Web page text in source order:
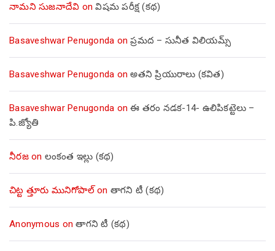
నామని సుజనాదేవి onవిషమ పరీక్ష (క‌థ‌)
Basaveshwar Penugonda onప్రమద – సునీత విలియమ్స్
Basaveshwar Penugonda onఅతని ప్రియురాలు (కవిత)
Basaveshwar Penugonda onఈ తరం నడక-14- ఉలిపికట్టెలు –
పి.జ్యోతి
నీరజon లంకంత ఇల్లు (కథ)
చిట్ట త్తూరు మునిగోపాల్on తాగని టీ (కథ)
Anonymous onతాగని టీ (కథ)